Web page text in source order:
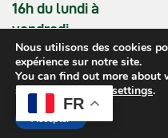
16h du lundi à
vendredi
COMIFAC © 2026.
FR
Nous utilisons des cookies
expérience sur notre site.
You can find out more about
switch them off insettings.
Accepter